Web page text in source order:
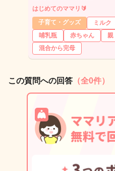
はじめてのママリ🔰
子育て・グッズ
ミルク
哺乳瓶
赤ちゃん 親
混合から完母
この質問への回答 （全0件）